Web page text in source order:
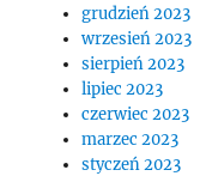
grudzień 2023
wrzesień 2023
sierpień 2023
lipiec 2023
czerwiec 2023
marzec 2023
styczeń 2023